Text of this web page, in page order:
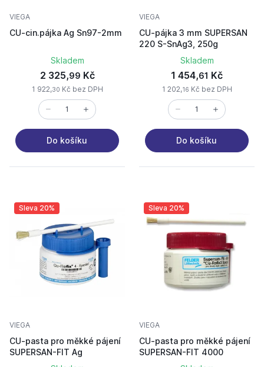
VIEGA
CU-cin.pájka Ag Sn97-2mm
Skladem
2 325,99 Kč
1 922,30 Kč bez DPH
Do košíku
VIEGA
CU-pájka 3 mm SUPERSAN
220 S-SnAg3, 250g
Skladem
1 454,61 Kč
1 202,16 Kč bez DPH
Do košíku
Sleva 20%
VIEGA
CU-pasta pro měkké pájení
SUPERSAN-FIT Ag
Sleva 20%
VIEGA
CU-pasta pro měkké pájení
SUPERSAN-FIT 4000